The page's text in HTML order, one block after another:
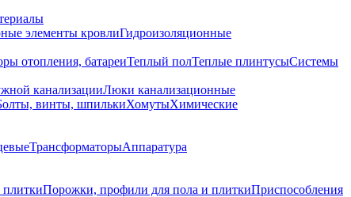
элементы кровлиГидроизоляционные
отопления, батареиТеплый полТеплые плинтусыСистемы
канализацииЛюки канализационные
винты, шпилькиХомутыХимические
ТрансформаторыАппаратура
Порожки, профили для пола и плиткиПриспособления